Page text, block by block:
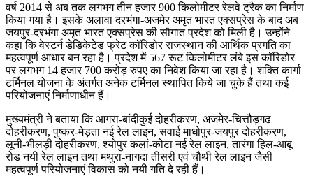
वर्ष 2014 से अब तक लगभग तीन हजार 900 किलोमीटर रेलवे ट्रैक का निर्माण
किया गया है। इसके अलावा दरभंगा-अजमेर अमृत भारत एक्सप्रेस के बाद अब
जयपुर-दरभंगा अमृत भारत एक्सप्रेस की सौगात प्रदेश को मिली है। उन्होंने
कहा कि वेस्टर्न डेडिकेटेड फ्रेट कॉरिडोर राजस्थान की आर्थिक प्रगति का
महत्वपूर्ण आधार बन रहा है। प्रदेश में 567 रूट किलोमीटर लंबे इस कॉरिडोर
पर लगभग 14 हजार 700 करोड़ रुपए का निवेश किया जा रहा है। शक्ति कार्गा
टर्मिनल योजना के अंतर्गत अनेक टर्मिनल स्थापित किये जा चुके हैं तथा कई
परियोजनाएं निर्माणाधीन हैं।
मुख्यमंत्री ने बताया कि आगरा-बांदीकुई दोहरीकरण, अजमेर-चित्तौड़गढ़
दोहरीकरण, पुष्कर-मेड़ता नई रेल लाइन, सवाई माधोपुर-जयपुर दोहरीकरण,
लूनी-भीलड़ी दोहरीकरण, श्योपुर कलां-कोटा नई रेल लाइन, तारंगा हिल-आबू
रोड नयी रेल लाइन तथा मथुरा-नागदा तीसरी एवं चौथी रेल लाइन जैसी
महत्वपूर्ण परियोजनाएं विकास को नयी गति दे रही हैं।